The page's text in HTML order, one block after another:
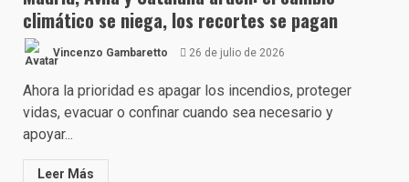
climático se niega, los recortes se pagan
Vincenzo Gambaretto 26 de julio de 2026
Ahora la prioridad es apagar los incendios, proteger
vidas, evacuar o confinar cuando sea necesario y
apoyar...
Leer Más